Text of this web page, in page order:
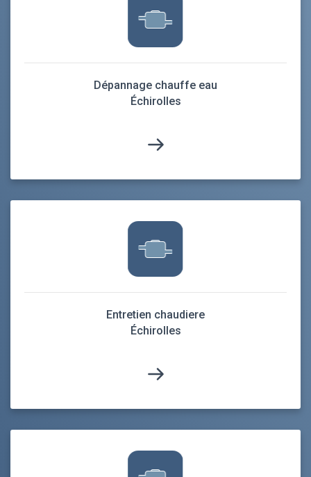
Dépannage chauffe eau
Échirolles
Entretien chaudiere
Échirolles